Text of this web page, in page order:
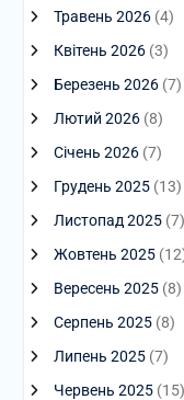
Травень 2026(4)
Квітень 2026(3)
Березень 2026(7)
Лютий 2026(8)
Січень 2026(7)
Грудень 2025(13)
Листопад 2025(7)
Жовтень 2025
Вересень 2025(8)
Серпень 2025(8)
Липень 2025(7)
Червень 2025(15)